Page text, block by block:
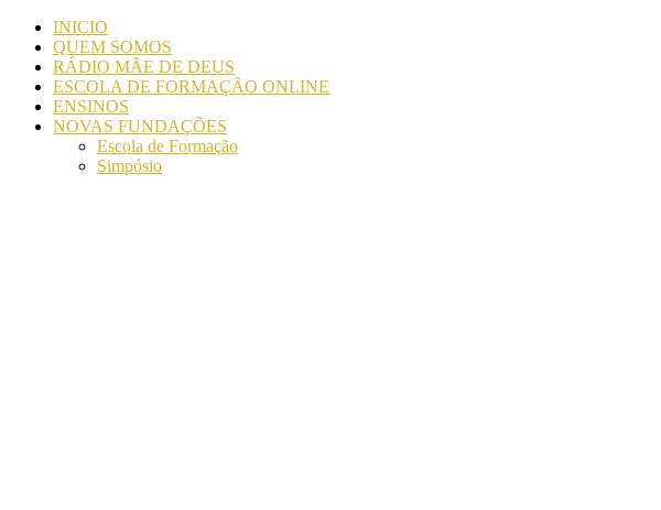
INICIO
QUEM SOMOS
RÁDIO MÃE DE DEUS
ESCOLA DE FORMAÇÃO ONLINE
ENSINOS
NOVAS FUNDAÇÕES
Escola de Formação
Simpósio